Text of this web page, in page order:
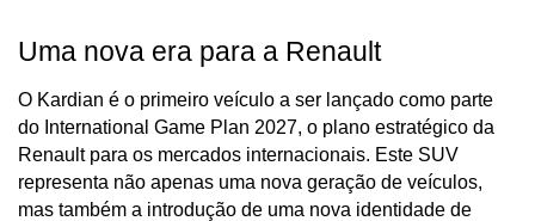
Uma nova era para a Renault
O Kardian é o primeiro veículo a ser lançado como parte
do International Game Plan 2027, o plano estratégico da
Renault para os mercados internacionais. Este SUV
representa não apenas uma nova geração de veículos,
mas também a introdução de uma nova identidade de